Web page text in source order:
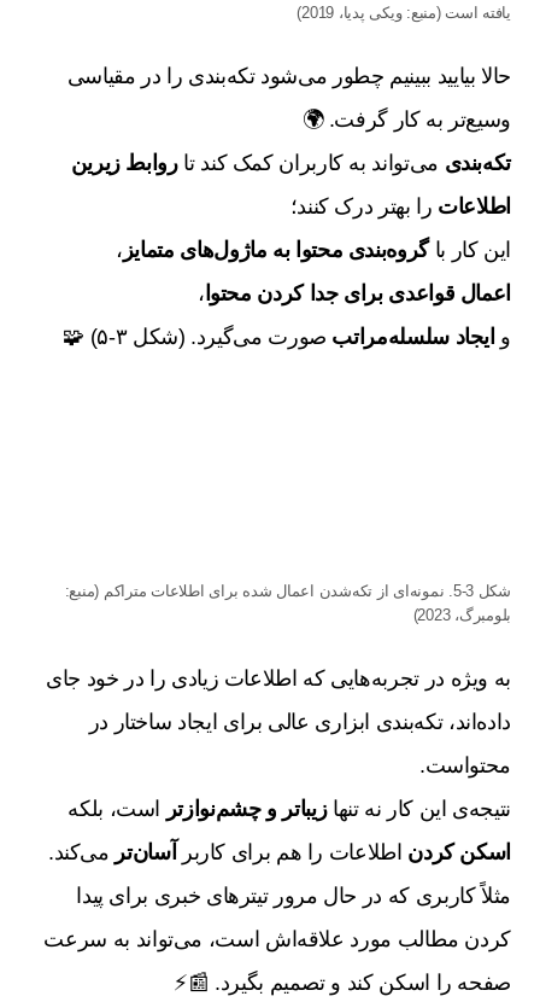
یافته است (منبع: ویکی پدیا، 2019)
حالا بیایید ببینیم چطور می‌شود تکه‌بندی را در مقیاسی
وسیع‌تر به کار گرفت. 🌍
تکه‌بندی می‌تواند به کاربران کمک کند تاروابط زیرین
اطلاعات را بهتر درک کنند؛
این کار باگروه‌بندی محتوا به ماژول‌های متمایز ،
اعمال قواعدی برای جدا کردن محتوا ،
و ایجاد سلسله‌مراتب صورت می‌گیرد. (شکل ۳-۵) 🧩
شکل 3-5. نمونه‌ای از تکه‌شدن اعمال شده برای اطلاعات متراکم (منبع:
بلومبرگ، 2023)
به ویژه در تجربه‌هایی که اطلاعات زیادی را در خود جای
داده‌اند، تکه‌بندی ابزاری عالی برای ایجاد ساختار در
محتواست.
نتیجه‌ی این کار نه تنهازیباتر و چشم‌نوازتر
است، بلکه
اسکن کردن اطلاعات را هم برای کاربر آسان‌تر می‌کند.
مثلاً کاربری که در حال مرور تیترهای خبری برای پیدا
کردن مطالب مورد علاقه‌اش است، می‌تواند به سرعت
صفحه را اسکن کند و تصمیم بگیرد. 📰⚡